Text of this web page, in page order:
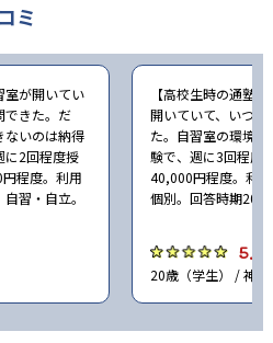
ミ
室が開いてい
できた。だ
ないのは納得
に2回程度授
程度。利用
習・自立。
【高校生時の通塾
開いていて、いつ
た。自習室の環境
験で、週に3回程度
40,000円程度。利
個別。回答時期
5.0
20歳（学生） / 神